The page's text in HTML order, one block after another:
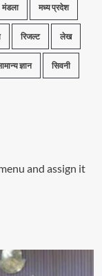
मंडला मध्य प्रदेश
रिजल्ट लेख
ज्ञान सिवनी
and assign it